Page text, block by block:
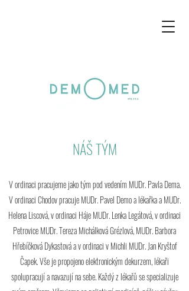
NÁŠ TÝM
V ordinaci pracujeme jako tým pod vedením MUDr. Pavla Dema.
V ordinaci Chodov pracuje MUDr. Pavel Demo a lékařka a MUDr.
Helena Liscová, v ordinaci HájeMUDr. Lenka Legátová, v ordinaci
Petrovice MUDr. Tereza Michálková Grézlová, MUDr. Barbora
Hřebíčková Dykastová a v ordinaci v Michli MUDr. Jan Kryštof
Čapek. Vše je propojeno elektronickým dekurzem, lékaři
spolupracují a navazují na sebe.Každý z lékařů se specializuje